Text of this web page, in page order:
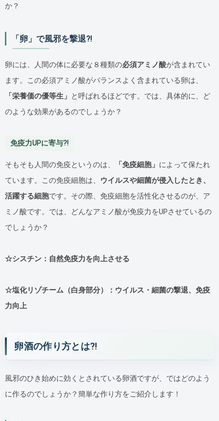
か？
「卵」で風邪を撃退⁈
卵には、人間の体に必要な８種類の必須アミノ酸が含まれてい
ます。この必須アミノ酸がバランスよく含まれている卵は、
「栄養価の優等生」 と呼ばれるほどです。では、具体的に、ど
のような効果があるのでしょうか？
免疫力UPに寄与⁈
そもそも人間の免疫というのは、 「免疫細胞」 によって保たれ
ています。この免疫細胞は、 ウイルスや細菌が侵入したとき、
活躍する細胞です。その際、免疫細胞を活性化させるのが、ア
ミノ酸です。では、どんなアミノ酸が免疫力をUPさせているの
でしょうか？
☆シスチン：自然免疫力を向上させる
☆塩化リゾチーム（白身部分）：ウイルス・細菌の撃退、免疫
力向上
卵酒の作り方とは⁈
風邪のひき始めに効くとされている卵酒ですが、ではどのよう
に作るのでしょうか？簡単な作り方をご紹介します！